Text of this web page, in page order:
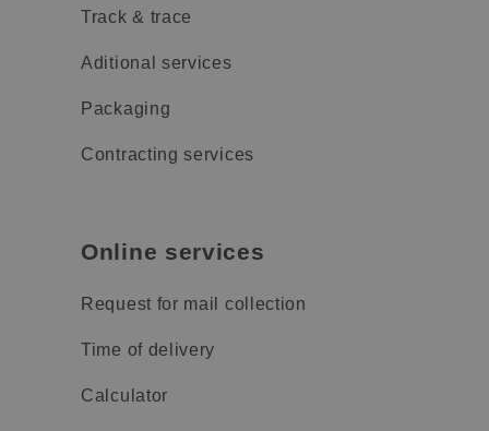
Track & trace
Aditional services
Packaging
Contracting services
Online services
Request for mail collection
Time of delivery
Calculator